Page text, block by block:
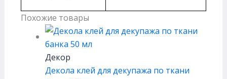
Похожие товары
Декор
Декола клей для декупажа по ткани